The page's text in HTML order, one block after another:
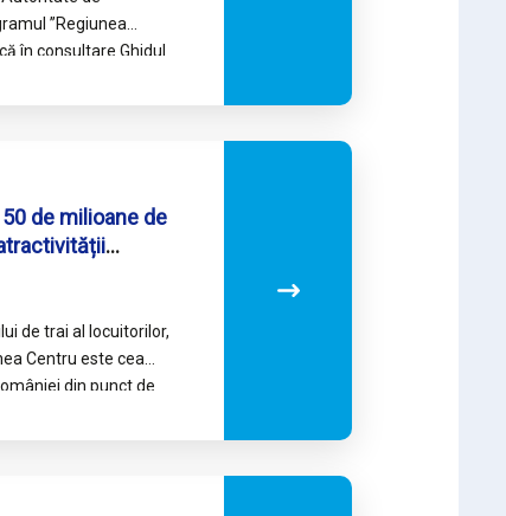
’’Regiunea
în consultare Ghidul
de milioane de
de trai al locuitorilor,
Centru este cea
din punct de